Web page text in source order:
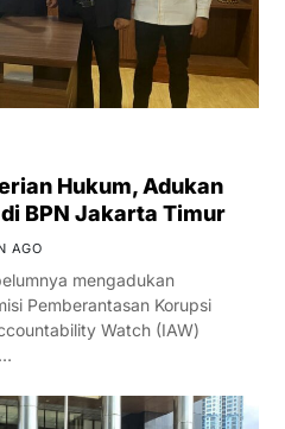
Hukum, Adukan
BPN Jakarta Timur
AGO
mengadukan
Pemberantasan Korupsi
Watch (IAW)